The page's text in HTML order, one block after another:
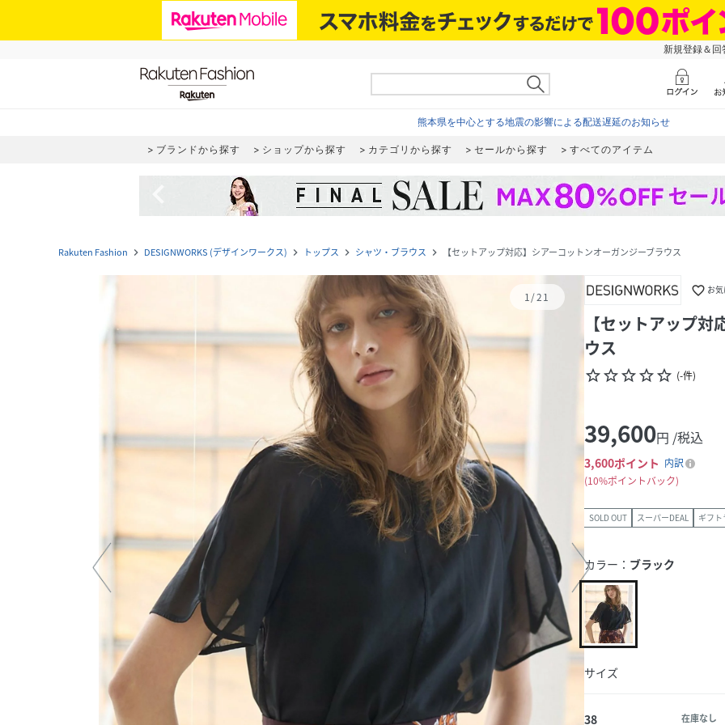
新規登録＆
熊本県を中心とする地震の影響による配送遅延のお知らせ
ブランドから探す ショップから探す カテゴリから探す セールから探す すべてのアイテム
Rakuten Fashion navigate_next DESIGNWORKS (デザインワークス) navigate_next トップス navigate_next シャツ・ブラウス navigate_next 【セットアップ対応】シアーコットンオーガンジーブラウス
1/21 favorite_border お
【セットアップ
ウス
star_borderstar_borderstar_borderstar_borderstar_border (-件)
39,600円 /税込
3,600ポイント 内訳
10%ポイントバック
SOLD OUT スーパーDEAL ギフ
カラー： ブラック
サイズ
38 在庫なし